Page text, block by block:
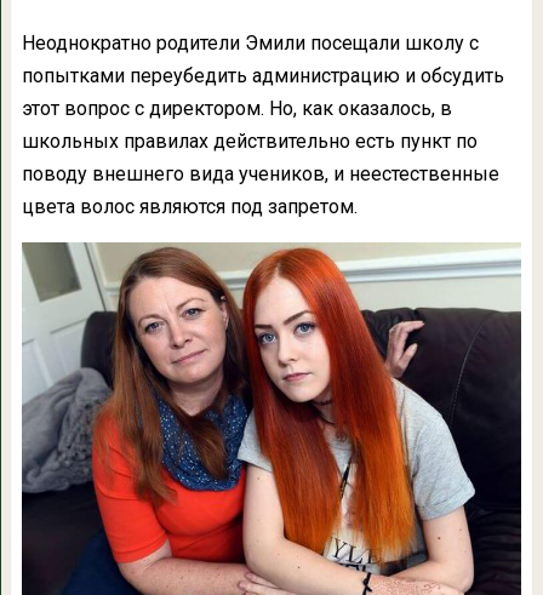
Неоднократно родители Эмили посещали школу с
попытками переубедить администрацию и обсудить
этот вопрос с директором. Но, как оказалось, в
школьных правилах действительно есть пункт по
поводу внешнего вида учеников, и неестественные
цвета волос являются под запретом.